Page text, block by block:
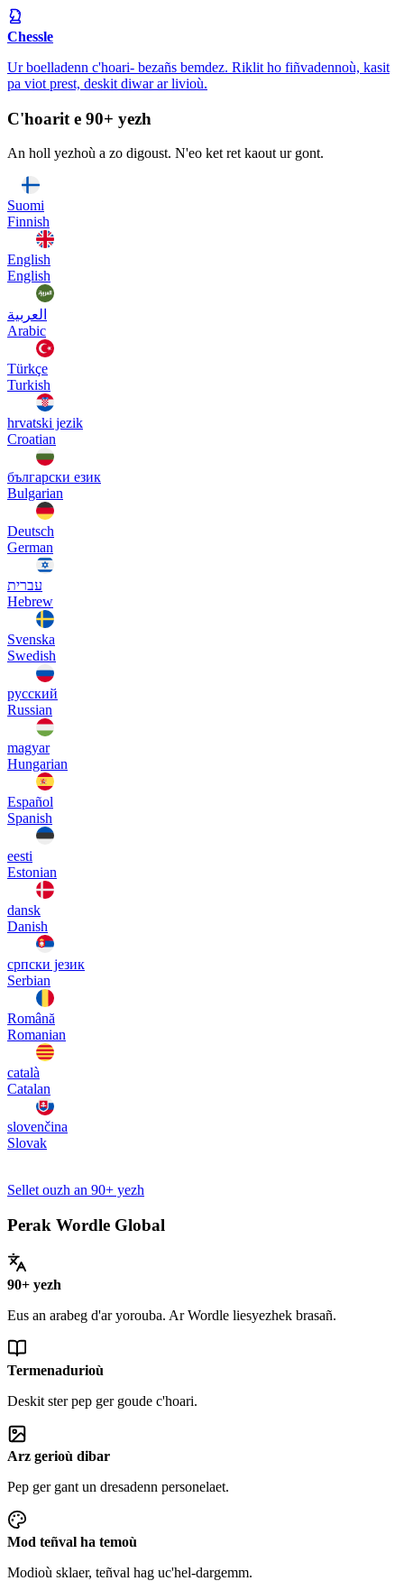
Chessle
Ur boelladenn c'hoari- bezañs bemdez. Riklit ho fiñvadennoù, kasit
pa viot prest, deskit diwar ar livioù.
C'hoarit e 90+ yezh
An holl yezhoù a zo digoust. N'eo ket ret kaout ur gont.
Suomi
Finnish
English
English
العربية
Arabic
Türkçe
Turkish
hrvatski jezik
Croatian
български език
Bulgarian
Deutsch
German
עברית
Hebrew
Svenska
Swedish
русский
Russian
magyar
Hungarian
Español
Spanish
eesti
Estonian
dansk
Danish
српски језик
Serbian
Română
Romanian
català
Catalan
slovenčina
Slovak
Sellet ouzh an 90+ yezh
Perak Wordle Global
90+ yezh
Eus an arabeg d'ar yorouba. Ar Wordle liesyezhek brasañ.
Termenadurioù
Deskit ster pep ger goude c'hoari.
Arz gerioù dibar
Pep ger gant un dresadenn personelaet.
Mod teñval ha temoù
Modioù sklaer, teñval hag uc'hel-dargemm.